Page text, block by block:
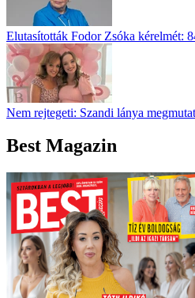
Elutasították Fodor Zsóka kérelmét:
Nem rejtegeti: Szandi lánya
Best Magazin